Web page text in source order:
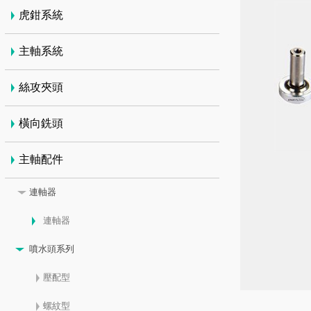
虎鉗系統
主軸系統
絲攻夾頭
橫向銑頭
主軸配件
連軸器
連軸器
噴水頭系列
壓配型
螺紋型